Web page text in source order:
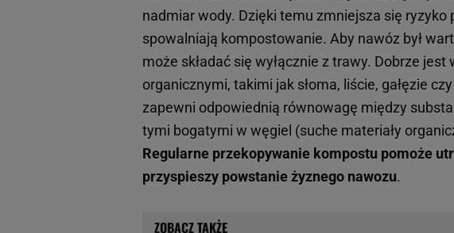
nadmiar wody. Dzięki temu zmniejsza się
spowalniają kompostowanie. Aby nawóz był
może składać się wyłącznie z trawy. Dobrze
organicznymi, takimi jak słoma, liście, gałęzie
zapewni odpowiednią równowagę między
tymi bogatymi w węgiel (suche materiały
Regularne przekopywanie kompostu pomoże
przyspieszy powstanie żyznego nawozu.